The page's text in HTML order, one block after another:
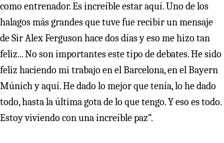
como entrenador. Es increíble estar aquí. Uno de los
halagos más grandes que tuve fue recibir un mensaje
de Sir Alex Ferguson hace dos días y eso me hizo tan
feliz... No son importantes este tipo de debates. He sido
feliz haciendo mi trabajo en el Barcelona, en el Bayern
Múnich y aquí. He dado lo mejor que tenía, lo he dado
todo, hasta la última gota de lo que tengo. Y eso es todo.
Estoy viviendo con una increíble paz”.